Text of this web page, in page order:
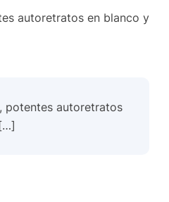
autoretratos en blanco y
potentes autoretratos